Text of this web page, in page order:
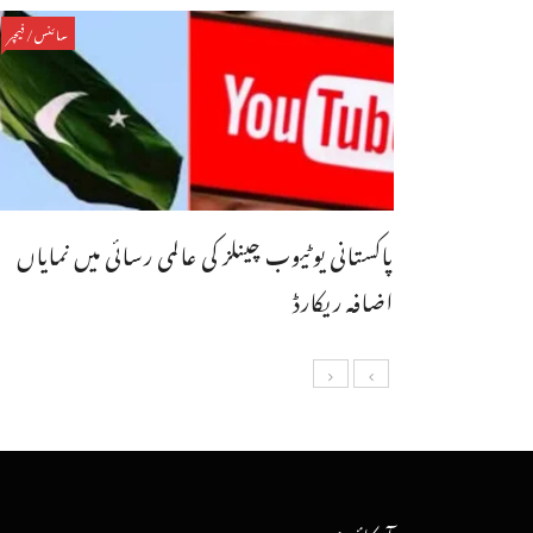
سائنس/فیچر
پاکستانی یوٹیوب چینلز کی عالمی رسائی میں نمایاں
اضافہ ریکارڈ